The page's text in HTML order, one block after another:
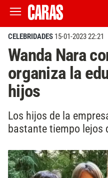
CELEBRIDADES 15-01-2023 22:21
Wanda Nara
organiza la
hijos
Los hijos de la
bastante tiempo lejos